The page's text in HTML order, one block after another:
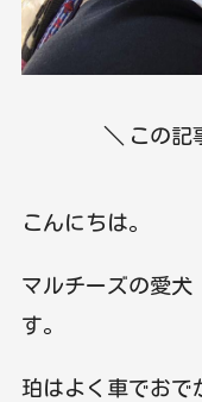
＼ この記
こんにちは。
マルチーズの愛犬
す。
珀はよく車でおで